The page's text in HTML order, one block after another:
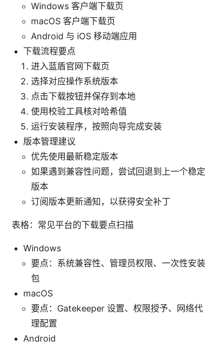
Windows 客户端下载页
macOS 客户端下载页
Android 与 iOS 移动端应用
下载流程要点
进入蓝盾官网下载页
选择对应操作系统版本
点击下载按钮并保存到本地
使用校验工具核对哈希值
运行安装程序，按照向导完成安装
版本管理建议
优先使用最新稳定版本
如果遇到兼容性问题，尝试回退到上一个稳定
版本
订阅版本更新通知，以获得安全补丁
表格：常见平台的下载要点扫描
Windows
要点：系统兼容性、管理员权限、一次性安装
包
macOS
要点：Gatekeeper 设置、权限授予、网络代
理配置
Android